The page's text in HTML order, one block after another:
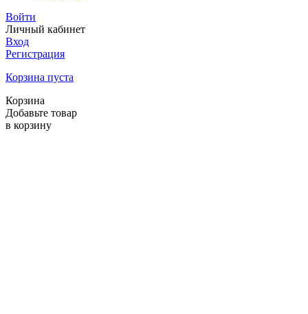
Войти
Личный кабинет
Вход
Регистрация
Корзина пуста
Корзина
Добавьте товар
в корзину